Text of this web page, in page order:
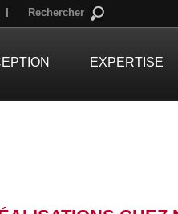
EXPERTISE
Rechercher